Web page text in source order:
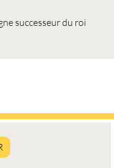
successeur du roi